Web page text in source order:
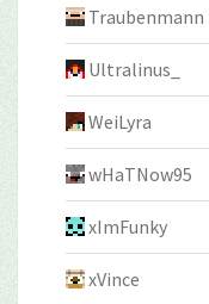
Traubenmann
Ultralinus_
WeiLyra
wHaTNow95
xImFunky
xVince